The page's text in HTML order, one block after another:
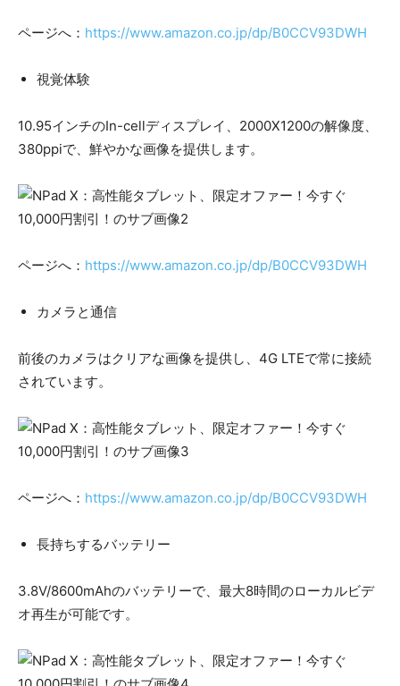
ページへ： https://www.amazon.co.jp/dp/B0CCV93DWH
視覚体験
10.95インチのIn-cellディスプレイ、2000X1200の解像度、
380ppiで、鮮やかな画像を提供します。
ページへ： https://www.amazon.co.jp/dp/B0CCV93DWH
カメラと通信
前後のカメラはクリアな画像を提供し、4G LTEで常に接続
されています。
ページへ： https://www.amazon.co.jp/dp/B0CCV93DWH
長持ちするバッテリー
3.8V/8600mAhのバッテリーで、最大8時間のローカルビデ
オ再生が可能です。